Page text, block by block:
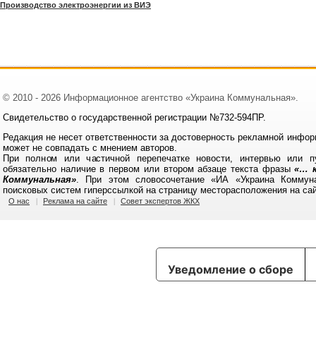
Производство электроэнергии из ВИЭ
© 2010 - 2026 Информационное агентство «Украина Коммунальная».
Свидетельство о государственной регистрации №732-594ПР.
Редакция не несет ответственности за достоверность рекламной
может не совпадать с мнением авторов.
При полном или частичной перепечатке новости, интервью или
обязательно наличие в первом или втором абзаце текста фразы «…
Коммунальная». При этом словосочетание «ИА «Украина
поисковых систем гиперссылкой на страницу месторасположения на
О нас Реклама на сайте Совет экспертов ЖКХ
Уведомление о сборе